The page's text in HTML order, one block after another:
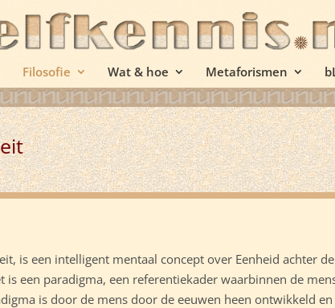
Filosofie Wat & hoe Metaforismen
is een intelligent mentaal concept over Eenheid achter
is een paradigma, een referentiekader waarbinnen de
is door de mens door de eeuwen heen ontwikkeld